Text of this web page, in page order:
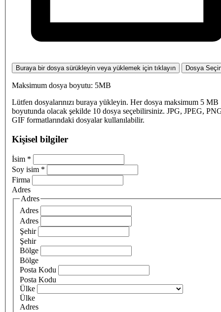
Buraya bir dosya sürükleyin veya yüklemek için tıklayın Dosya
Maksimum dosya boyutu: 5MB
Lütfen dosyalarınızı buraya yükleyin. Her dosya maksimum 5 MB
boyutunda olacak şekilde 10 dosya seçebilirsiniz. JPG, JPEG,
GIF formatlarındaki dosyalar kullanılabilir.
Kişisel bilgiler
İsim *
Soy isim *
Firma
Adres
Adres
Adres
Adres
Şehir
Şehir
Bölge
Bölge
Posta Kodu
Posta Kodu
Ülke
Ülke
Adres